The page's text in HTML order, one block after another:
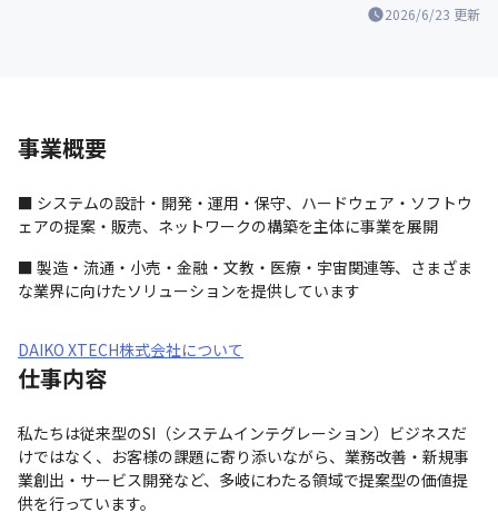
2026/6/23 更新
事業概要
■ システムの設計・開発・運用・保守、ハードウェア・ソフトウ
ェアの提案・販売、ネットワークの構築を主体に事業を展開
■ 製造・流通・小売・金融・文教・医療・宇宙関連等、さまざま
な業界に向けたソリューションを提供しています
DAIKO XTECH株式会社について
仕事内容
私たちは従来型のSI（システムインテグレーション）ビジネスだ
けではなく、お客様の課題に寄り添いながら、業務改善・新規事
業創出・サービス開発など、多岐にわたる領域で提案型の価値提
供を行っています。